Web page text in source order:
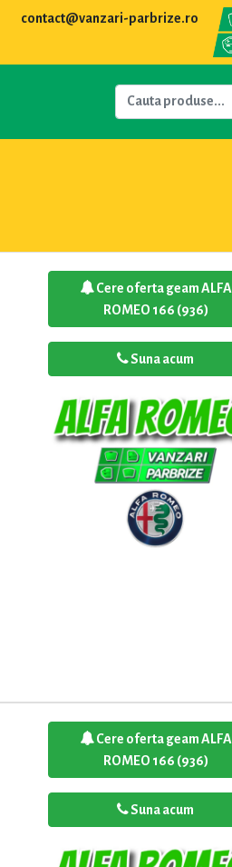
contact@vanzari-parbrize.ro
Cere oferta geam ALFA
ROMEO 166 (936)
Suna acum
Cere oferta geam ALFA
ROMEO 166 (936)
Suna acum